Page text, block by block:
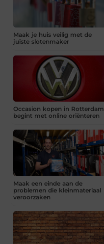
Maak je huis veilig met de
juiste slotenmaker
Occasion kopen in Rotterdam
begint met online oriënteren
Maak een einde aan de
problemen die kleinmateriaal
veroorzaken